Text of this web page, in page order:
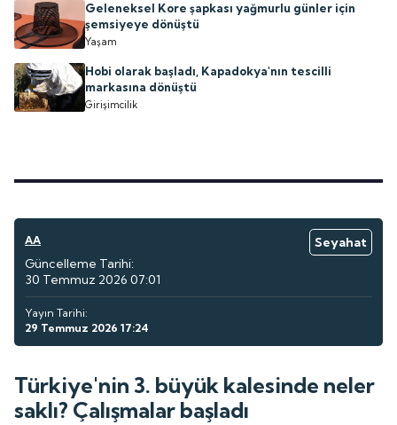
Geleneksel Kore şapkası yağmurlu günler için
şemsiyeye dönüştü
Yaşam
Hobi olarak başladı, Kapadokya'nın tescilli
markasına dönüştü
Girişimcilik
AA
Seyahat
Güncelleme Tarihi:
30 Temmuz 2026 07:01
Yayın Tarihi:
29 Temmuz 2026 17:24
Türkiye'nin 3. büyük kalesinde neler
saklı? Çalışmalar başladı